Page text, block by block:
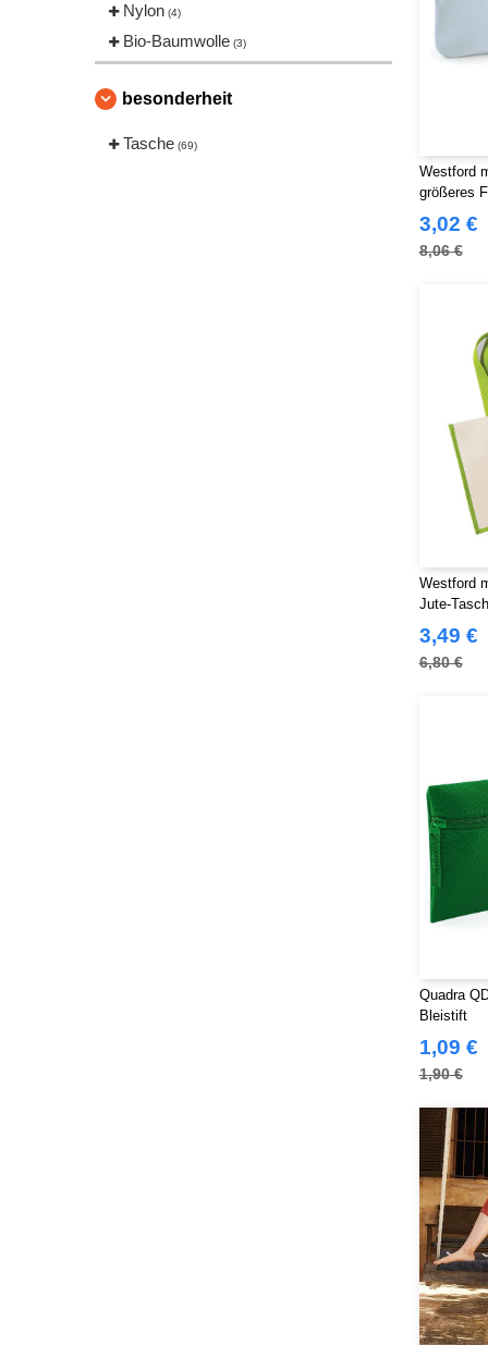
Nylon (4)
Bio-Baumwolle (3)
besonderheit
Tasche (69)
Westford
größeres
L für
Seine
3,02 €
8,06 €
Westford
Jute-
3,49 €
6,80 €
Quadra
Bleistift
1,09 €
1,90 €